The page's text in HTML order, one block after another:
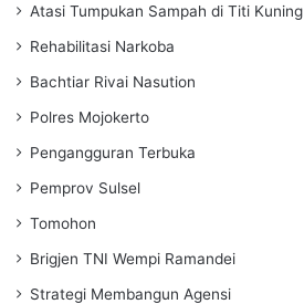
Atasi Tumpukan Sampah di Titi Kuning
Rehabilitasi Narkoba
Bachtiar Rivai Nasution
Polres Mojokerto
Pengangguran Terbuka
Pemprov Sulsel
Tomohon
Brigjen TNI Wempi Ramandei
Strategi Membangun Agensi